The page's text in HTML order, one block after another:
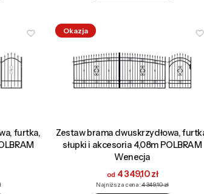
furtka,
Okazja
Zestaw brama dwuskrzydłowa,
słupki i akcesoria 4,08m POLBRAM
Wenecja
Cena promocyjna
4 349,10 zł
Najniższa cena: 4 349,10 zł